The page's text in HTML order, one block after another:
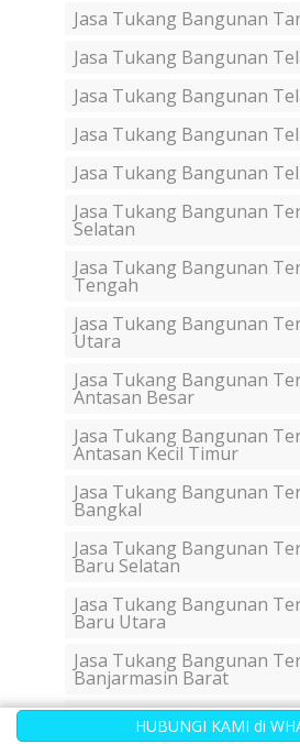
HUBUNGI KAMI di
Jasa Tukang Bangunan
Jasa Tukang Bangunan
Jasa Tukang Bangunan
Jasa Tukang Bangunan
Jasa Tukang Bangunan
Jasa Tukang Bangunan
Selatan
Jasa Tukang Bangunan
Tengah
Jasa Tukang Bangunan
Utara
Jasa Tukang Bangunan
Antasan Besar
Jasa Tukang Bangunan
Antasan Kecil Timur
Jasa Tukang Bangunan
Bangkal
Jasa Tukang Bangunan
Baru Selatan
Jasa Tukang Bangunan
Baru Utara
Jasa Tukang Bangunan
Banjarmasin Barat
Jasa Tukang Bangunan
Banjarmasin Selatan